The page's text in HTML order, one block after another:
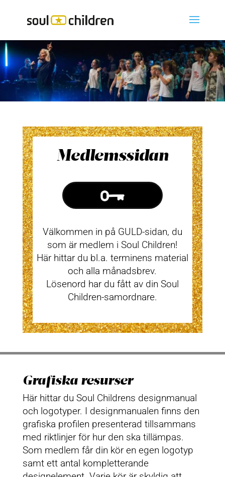
Medlemssidan
Välkommen in på GULD-sidan, du
som är medlem i Soul Children!
Här hittar du bl.a. terminens material
och alla månadsbrev.
Lösenord har du fått av din Soul
Children-samordnare.
Grafiska resurser
Här hittar du Soul Childrens designmanual
och logotyper. I designmanualen finns den
grafiska profilen presenterad tillsammans
med riktlinjer för hur den ska tillämpas.
Som medlem får din kör en egen logotyp
samt ett antal kompletterande